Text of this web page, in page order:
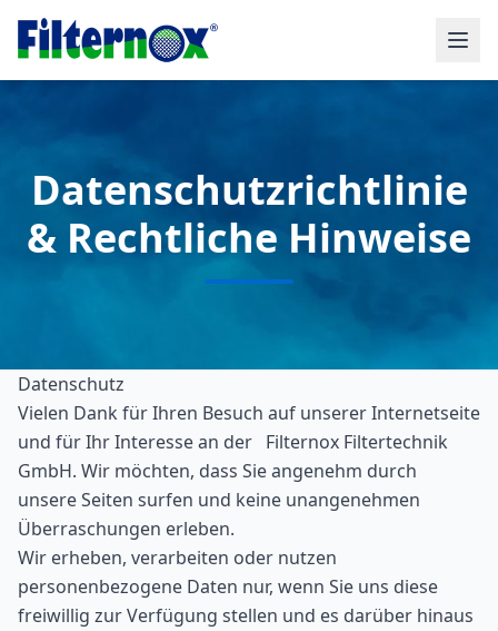
Datenschutzrichtlinie
& Rechtliche Hinweise
Datenschutz
Vielen Dank für Ihren Besuch auf unserer Internetseite
und für Ihr Interesse an der Filternox Filtertechnik
GmbH. Wir möchten, dass Sie angenehm durch
unsere Seiten surfen und keine unangenehmen
Überraschungen erleben.
Wir erheben, verarbeiten oder nutzen
personenbezogene Daten nur, wenn Sie uns diese
freiwillig zur Verfügung stellen und es darüber hinaus